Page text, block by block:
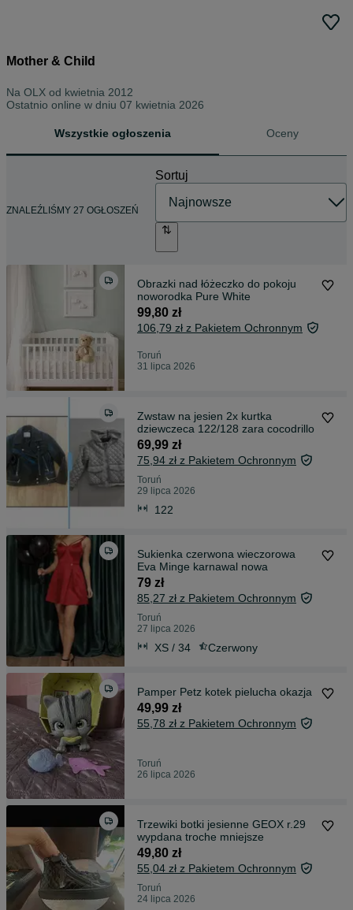
Mother & Child
Na OLX od kwietnia 2012
Ostatnio online w dniu 07 kwietnia 2026
Wszystkie ogłoszenia Oceny
ZNALEŹLIŚMY 27 OGŁOSZEŃ
Sortuj
Obrazki nad łóżeczko do pokoju
noworodka Pure White
99,80 zł
106,79 zł z Pakietem Ochronnym
Toruń
31 lipca 2026
Zwstaw na jesien 2x kurtka
dziewczeca 122/128 zara cocodrillo
69,99 zł
75,94 zł z Pakietem Ochronnym
Toruń
29 lipca 2026
122
Sukienka czerwona wieczorowa
Eva Minge karnawal nowa
79 zł
85,27 zł z Pakietem Ochronnym
Toruń
27 lipca 2026
XS / 34 Czerwony
Pamper Petz kotek pielucha okazja
49,99 zł
55,78 zł z Pakietem Ochronnym
Toruń
26 lipca 2026
Trzewiki botki jesienne GEOX r.29
wypdana troche mniejsze
49,80 zł
55,04 zł z Pakietem Ochronnym
Toruń
24 lipca 2026